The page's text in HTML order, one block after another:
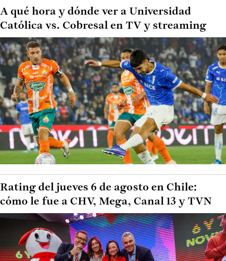
A qué hora y dónde ver a Universidad
Católica vs. Cobresal en TV y streaming
Rating del jueves 6 de agosto en Chile:
cómo le fue a CHV, Mega, Canal 13 y TVN